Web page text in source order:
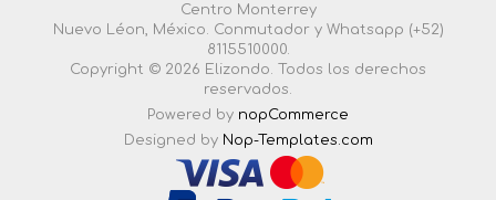
Centro Monterrey
Nuevo Léon, México. Conmutador y Whatsapp (+52)
8115510000.
Copyright © 2026 Elizondo. Todos los derechos
reservados.
Powered by nopCommerce
Designed by Nop-Templates.com